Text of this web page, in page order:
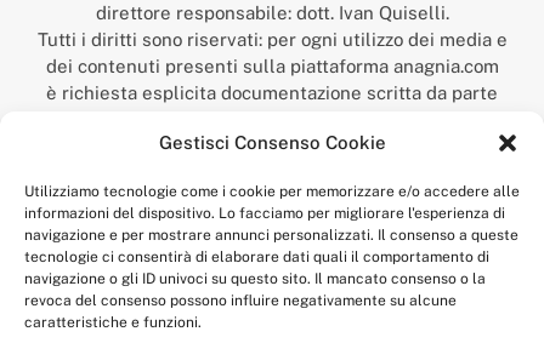
Gestisci Consenso Cookie
Utilizziamo tecnologie come i cookie per memorizzare e/o accedere alle
informazioni del dispositivo. Lo facciamo per migliorare l'esperienza di
navigazione e per mostrare annunci personalizzati. Il consenso a queste
tecnologie ci consentirà di elaborare dati quali il comportamento di
navigazione o gli ID univoci su questo sito. Il mancato consenso o la
revoca del consenso possono influire negativamente su alcune
caratteristiche e funzioni.
direttore responsabile: dott. Ivan Quiselli.
Tutti i diritti sono riservati: per ogni utilizzo dei media e
dei contenuti presenti sulla piattaforma anagnia.com
è richiesta esplicita documentazione scritta da parte
“Anagnia” è un marchio registrato presso l’Ufficio Italiano
Economico,
num. registrazione: 302017000014044 del 9 febbraio 2017.
Per contatti:redazione@anagnia.com